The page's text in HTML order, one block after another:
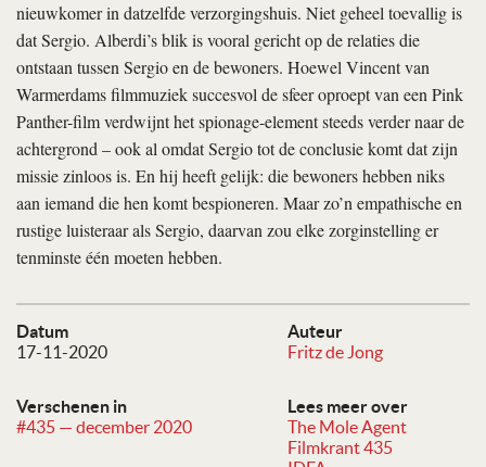
Datum
17-11-2020
Auteur
Fritz de Jong
Verschenen in
#435 — december 2020
Lees meer over
The Mole Agent
Filmkrant 435
nieuwkomer in datzelfde verzorgingshuis. Niet geheel toevallig is
dat Sergio. Alberdi’s blik is vooral gericht op de relaties die
ontstaan tussen Sergio en de bewoners. Hoewel Vincent van
Warmerdams filmmuziek succesvol de sfeer oproept van een Pink
Panther-film verdwijnt het spionage-element steeds verder naar de
achtergrond – ook al omdat Sergio tot de conclusie komt dat zijn
missie zinloos is. En hij heeft gelijk: die bewoners hebben niks
aan iemand die hen komt bespioneren. Maar zo’n empathische en
rustige luisteraar als Sergio, daarvan zou elke zorginstelling er
tenminste één moeten hebben.